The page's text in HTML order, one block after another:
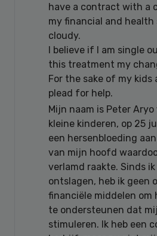
have a contract with a
my financial and
cloudy.
I believe if I am single
this treatment my
For the sake of my kids
plead for help.
Mijn naam is Peter
kleine kinderen, op 25
een hersenbloeding
van mijn hoofd
verlamd raakte. Sinds
ontslagen, heb ik geen
financiële middelen om
te ondersteunen dat
stimuleren. Ik heb een